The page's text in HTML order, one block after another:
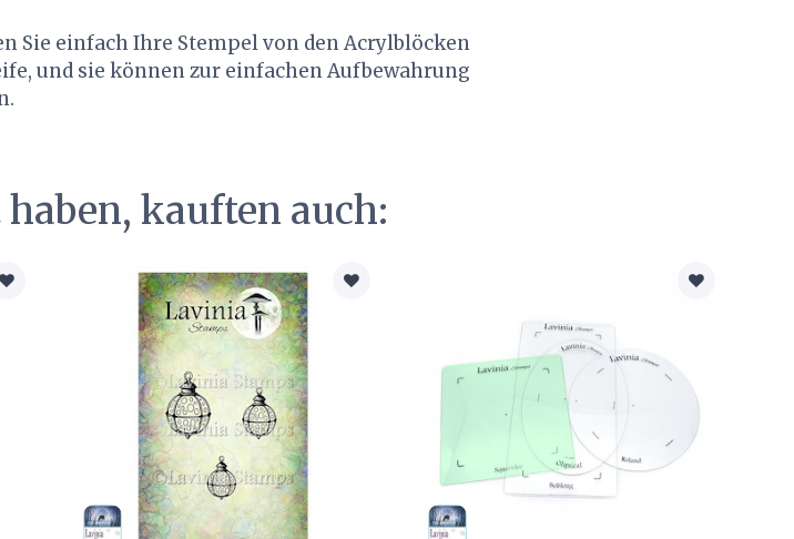
Sie einfach Ihre Stempel von den Acrylblöcken
und sie können zur einfachen Aufbewahrung
kauften auch: